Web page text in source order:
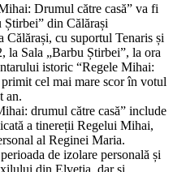
Drumul către casă” va fi
din Călărași
cu suportul Tenaris și
Sala „Barbu Știrbei”, la ora
istoric “Regele Mihai:
cel mai mare scor în votul
an.
drumul către casă” include
a tinereții Regelui Mihai,
al Reginei Maria.
de izolare personală și
din Elveția, dar și